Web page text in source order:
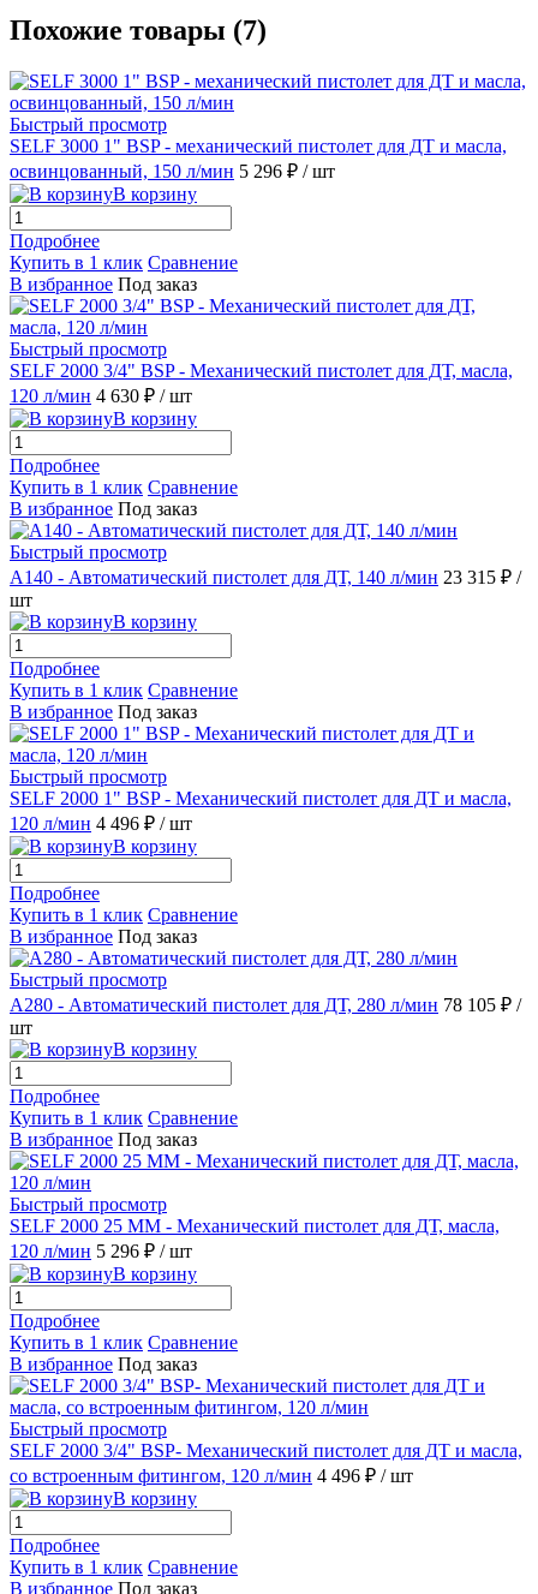
Похожие товары (7)
Быстрый просмотр
SELF 3000 1" BSP - механический пистолет для ДТ и масла,
освинцованный, 150 л/мин 5 296 ₽ / шт
В корзину
Подробнее
Купить в 1 клик Сравнение
В избранное Под заказ
Быстрый просмотр
SELF 2000 3/4" BSP - Механический пистолет для ДТ, масла,
120 л/мин 4 630 ₽ / шт
В корзину
Подробнее
Купить в 1 клик Сравнение
В избранное Под заказ
Быстрый просмотр
A140 - Автоматический пистолет для ДТ, 140 л/мин 23 315 ₽ /
шт
В корзину
Подробнее
Купить в 1 клик Сравнение
В избранное Под заказ
Быстрый просмотр
SELF 2000 1" BSP - Механический пистолет для ДТ и масла,
120 л/мин 4 496 ₽ / шт
В корзину
Подробнее
Купить в 1 клик Сравнение
В избранное Под заказ
Быстрый просмотр
A280 - Автоматический пистолет для ДТ, 280 л/мин 78 105 ₽ /
шт
В корзину
Подробнее
Купить в 1 клик Сравнение
В избранное Под заказ
Быстрый просмотр
SELF 2000 25 MM - Механический пистолет для ДТ, масла,
120 л/мин 5 296 ₽ / шт
В корзину
Подробнее
Купить в 1 клик Сравнение
В избранное Под заказ
Быстрый просмотр
SELF 2000 3/4" BSP- Механический пистолет для ДТ и масла,
со встроенным фитингом, 120 л/мин 4 496 ₽ / шт
В корзину
Подробнее
Купить в 1 клик Сравнение
В избранное Под заказ